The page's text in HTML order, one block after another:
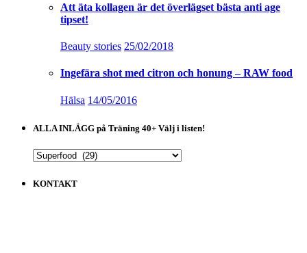
Att äta kollagen är det överlägset bästa anti age
tipset!
Beauty stories 25/02/2018
Ingefära shot med citron och honung – RAW food
Hälsa 14/05/2016
ALLA INLÄGG på Träning 40+ Välj i listen!
ALLA
på
KONTAKT